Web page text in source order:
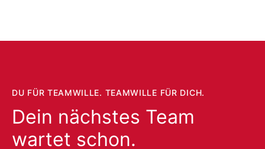
Dein nächstes Team
wartet schon.
DU FÜR TEAMWILLE. TEAMWILLE FÜR DICH.